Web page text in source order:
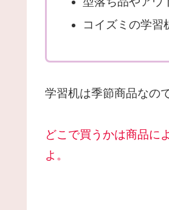
コイズミの学習
学習机は季節商品なの
どこで買うかは商品に
よ。